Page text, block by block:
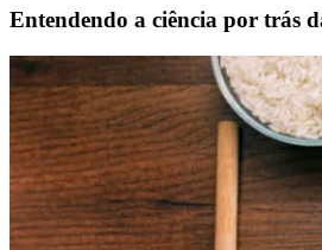
Entendendo a ciência por trás